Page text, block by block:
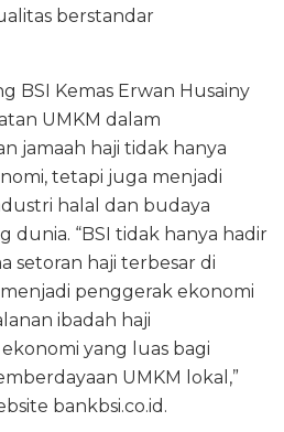
berstandar
BSI Kemas Erwan Husainy
UMKM dalam
jamaah haji tidak hanya
tetapi juga menjadi
halal dan budaya
dunia. “BSI tidak hanya hadir
setoran haji terbesar di
penggerak ekonomi
ibadah haji
yang luas bagi
UMKM lokal,”
bankbsi.co.id.